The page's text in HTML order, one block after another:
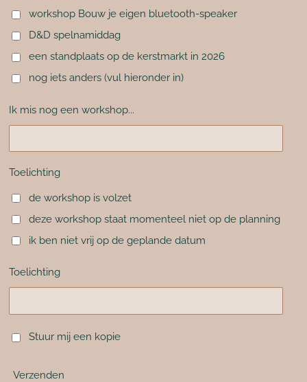
workshop Bouw je eigen bluetooth-speaker
D&D spelnamiddag
een standplaats op de kerstmarkt in 2026
nog iets anders (vul hieronder in)
Ik mis nog een workshop...
Toelichting
de workshop is volzet
deze workshop staat momenteel niet op de planning
ik ben niet vrij op de geplande datum
Toelichting
Stuur mij een kopie
Verzenden